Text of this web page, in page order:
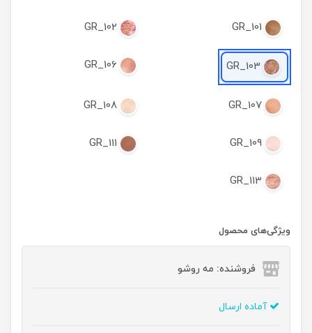
GR_101
GR_102
GR_103
GR_106
GR_107
GR_108
GR_109
GR_111
GR_113
ویژگی‌های محصول
فروشنده: مه رو‌شو
آماده ارسال